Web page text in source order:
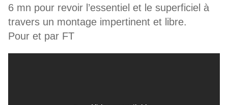
6 mn pour revoir l’essentiel et le superficiel à
travers un montage impertinent et libre.
Pour et par FT